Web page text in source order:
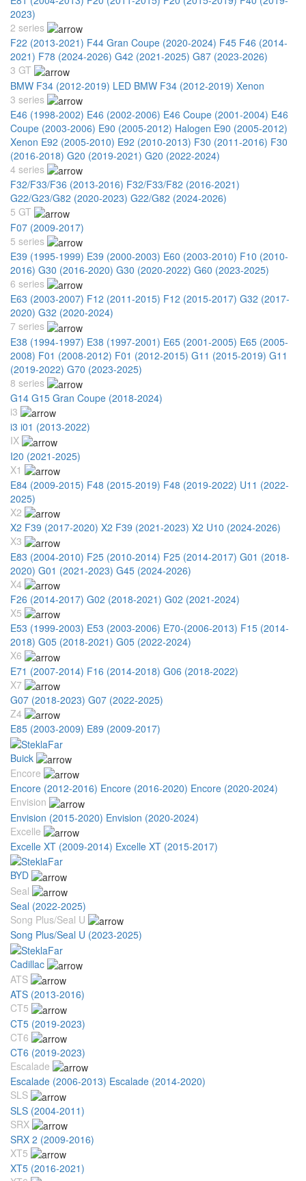
2023)
2 series
F22 (2013-2021) F44 Gran Coupe (2020-2024) F45 F46 (2014-
2021) F78 (2024-2026) G42 (2021-2025) G87 (2023-2026)
3 GT
BMW F34 (2012-2019) LED BMW F34 (2012-2019) Xenon
3 series
E46 (1998-2002) E46 (2002-2006) E46 Coupe (2001-2004) E46
Coupe (2003-2006) E90 (2005-2012) Halogen E90 (2005-2012)
Xenon E92 (2005-2010) E92 (2010-2013) F30 (2011-2016) F30
(2016-2018) G20 (2019-2021) G20 (2022-2024)
4 series
F32/F33/F36 (2013-2016) F32/F33/F82 (2016-2021)
G22/G23/G82 (2020-2023) G22/G82 (2024-2026)
5 GT
F07 (2009-2017)
5 series
E39 (1995-1999) E39 (2000-2003) E60 (2003-2010) F10 (2010-
2016) G30 (2016-2020) G30 (2020-2022) G60 (2023-2025)
6 series
E63 (2003-2007) F12 (2011-2015) F12 (2015-2017) G32 (2017-
2020) G32 (2020-2024)
7 series
E38 (1994-1997) E38 (1997-2001) E65 (2001-2005) E65 (2005-
2008) F01 (2008-2012) F01 (2012-2015) G11 (2015-2019) G11
(2019-2022) G70 (2023-2025)
8 series
G14 G15 Gran Coupe (2018-2024)
i3
i3 i01 (2013-2022)
IX
I20 (2021-2025)
X1
E84 (2009-2015) F48 (2015-2019) F48 (2019-2022) U11 (2022-
2025)
X2
X2 F39 (2017-2020) X2 F39 (2021-2023) X2 U10 (2024-2026)
X3
E83 (2004-2010) F25 (2010-2014) F25 (2014-2017) G01 (2018-
2020) G01 (2021-2023) G45 (2024-2026)
X4
F26 (2014-2017) G02 (2018-2021) G02 (2021-2024)
X5
E53 (1999-2003) E53 (2003-2006) E70-(2006-2013) F15 (2014-
2018) G05 (2018-2021) G05 (2022-2024)
X6
E71 (2007-2014) F16 (2014-2018) G06 (2018-2022)
X7
G07 (2018-2023) G07 (2022-2025)
Z4
E85 (2003-2009) E89 (2009-2017)
Buick
Encore
Encore (2012-2016) Encore (2016-2020) Encore (2020-2024)
Envision
Envision (2015-2020) Envision (2020-2024)
Excelle
Excelle XT (2009-2014) Excelle XT (2015-2017)
BYD
Seal
Seal (2022-2025)
Song Plus/Seal U
Song Plus/Seal U (2023-2025)
Cadillac
ATS
ATS (2013-2016)
CT5
CT5 (2019-2023)
CT6
CT6 (2019-2023)
Escalade
Escalade (2006-2013) Escalade (2014-2020)
SLS
SLS (2004-2011)
SRX
SRX 2 (2009-2016)
XT5
XT5 (2016-2021)